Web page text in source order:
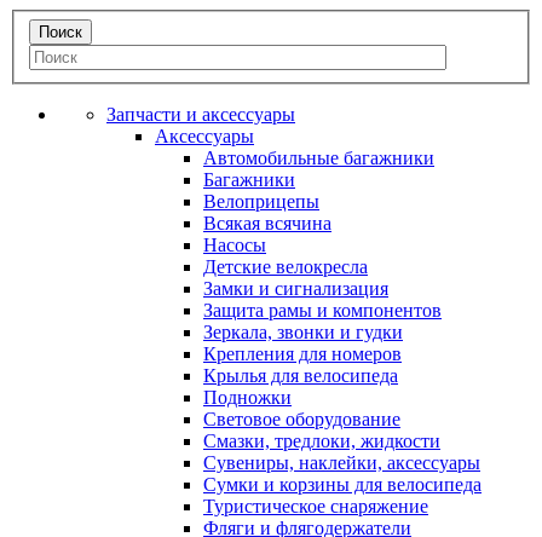
Запчасти и аксессуары
Аксессуары
Автомобильные багажники
Багажники
Велоприцепы
Всякая всячина
Насосы
Детские велокресла
Замки и сигнализация
Защита рамы и компонентов
Зеркала, звонки и гудки
Крепления для номеров
Крылья для велосипеда
Подножки
Световое оборудование
Смазки, тредлоки, жидкости
Сувениры, наклейки, аксессуары
Сумки и корзины для велосипеда
Туристическое снаряжение
Фляги и флягодержатели